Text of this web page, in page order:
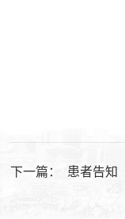
下一篇： 患者告知